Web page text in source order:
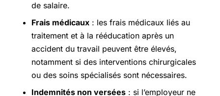
de salaire.
Frais médicaux : les frais médicaux liés au
traitement et à la rééducation après un
accident du travail peuvent être élevés,
notamment si des interventions chirurgicales
ou des soins spécialisés sont nécessaires.
Indemnités non versées : si l’employeur ne